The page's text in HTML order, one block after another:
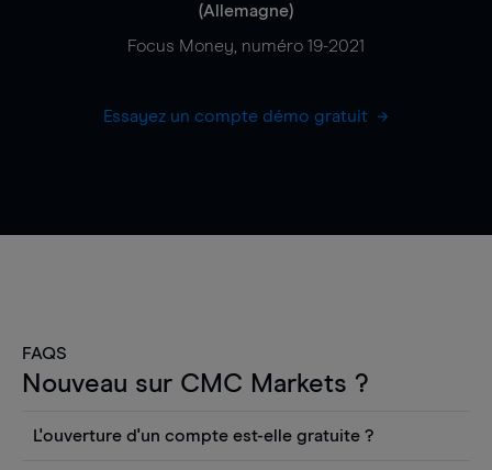
(Allemagne)
Focus Money, numéro 19-2021
Essayez un compte démo gratuit
FAQS
Nouveau sur CMC Markets ?
L'ouverture d'un compte est-elle gratuite ?